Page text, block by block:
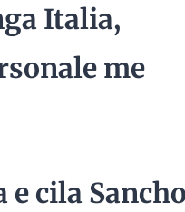
Italia,
me
cila